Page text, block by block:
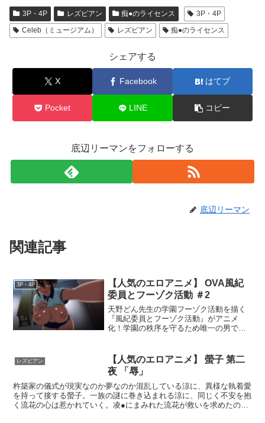
3P・4P レズビアン 痴●のライセンス
3P・4P
Celeb（ミュージアム）
レズビアン 痴●のライセンス
シェアする
X Facebook はてブ
Pocket LINE コピー
底辺リーマンをフォローする
底辺リーマン
関連記事
3P・4P
【人気のエロアニメ】 OVA風紀
委員とフーゾク活動 ＃2
天野どん先生の学園フーゾク活動を描く
『風紀委員とフーゾク活動』がアニメ
化！学園の秩序を守るため唯一の男であ
そのものを楽しむようになっていた！そ
んなある日、花が風邪で休んだ日を狙っ
てエロいことが大好きなちかが花との関
係をネタに慎二へ迫る！ちかの誘いに負
けて、慎二は有り余る欲情を爆発させ
る…！
レズビアン
【人気のエロアニメ】 螢子 第二
夜 「辱」
杵築家の儀式が現実なのか夢なのか混乱している涼に、異様な執着愛
を持って接する螢子。一族の謎に巻き込まれる涼に、同じく不安を抱
く流花の心は惹かれていく。凌●にまみれた流花が救いを求めたのは